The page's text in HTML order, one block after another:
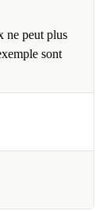
ne peut plus
sont